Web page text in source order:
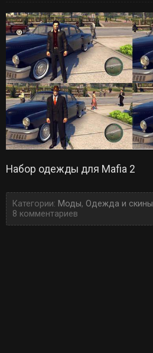
Набор одежды для Mafia 2
Категории: Моды, Одежда и скины
8 комментариев